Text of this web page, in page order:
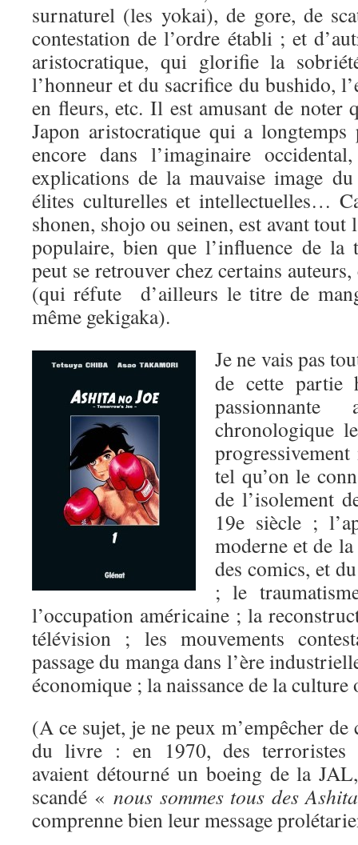
surnaturel (les yokai), de gore, de
contestation de l’ordre établi ; et
aristocratique, qui glorifie la
l’honneur et du sacrifice du bushido,
en fleurs, etc. Il est amusant de noter
Japon aristocratique qui a
encore dans l’imaginaire
explications de la mauvaise image
élites culturelles et intellectuelles…
shonen, shojo ou seinen, est avant
populaire, bien que l’influence de la
peut se retrouver chez certains
(qui réfute d’ailleurs le titre de
même gekigaka).
Je ne vais pas
de cette partie
chronologique
tel qu’on le
de l’isolement
19e siècle ;
moderne et de
des comics, et
; le
l’occupation américaine ; la
télévision ; les mouvements
passage du manga dans l’ère
économique ; la naissance de la
(A ce sujet, je ne peux m’empêcher de
du livre : en 1970, des terroristes
avaient détourné un boeing de la
scandé «nous sommes tous des
comprenne bien leur message